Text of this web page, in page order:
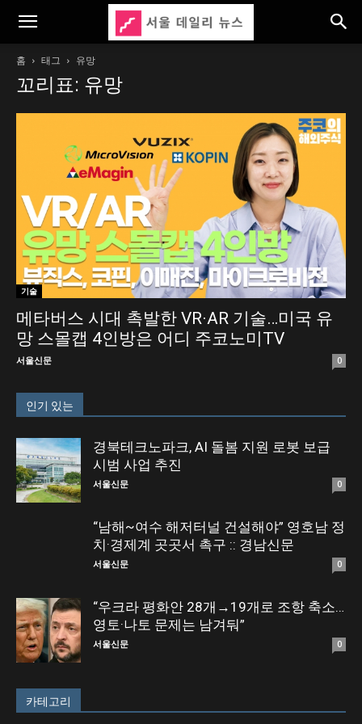
홈 태그 유망
꼬리표: 유망
기술
메타버스 시대 촉발한 VR·AR 기술…미국 유
망 스몰캡 4인방은 어디 주코노미TV
서울신문 0
인기 있는
경북테크노파크, AI 돌봄 지원 로봇 보급
시범 사업 추진
서울신문 0
“남해~여수 해저터널 건설해야” 영호남 정
치·경제계 곳곳서 촉구 :: 경남신문
서울신문 0
“우크라 평화안 28개→19개로 조항 축소…
영토·나토 문제는 남겨둬”
서울신문 0
카테고리